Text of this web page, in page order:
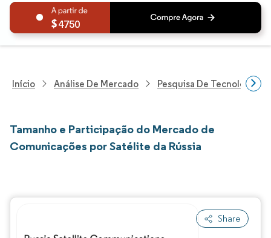
4750
Início Análise De Mercado Pesquisa De Tecnologia,
Tamanho e Participação do Mercado de
Comunicações por Satélite da Rússia
Share